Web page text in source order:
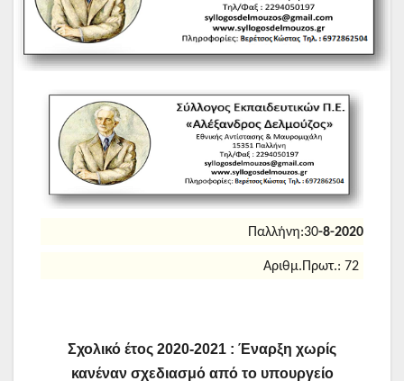
Παλλήνη:30-8-2020
Αριθμ.Πρωτ.: 72
Σχολικό έτος 2020-2021 : Έναρξη χωρίς
κανέναν σχεδιασμό από το υπουργείο